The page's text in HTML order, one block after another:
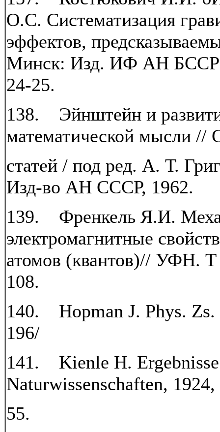
О.С. Систематизация
эффектов,
Минск: Изд. ИФ АН
24-25.
138. Эйнштейн и
математической мысли //
статей / под ред. А. Т.
Изд-во АН СССР, 1962.
139. Френкель Я.И.
электромагнитные
атомов (квантов)// УФН.
108.
140. Hopman J. Phys. Zs.
196/
141. Kienle H. Ergebnisse
Naturwissenschaften, 1924,
55.